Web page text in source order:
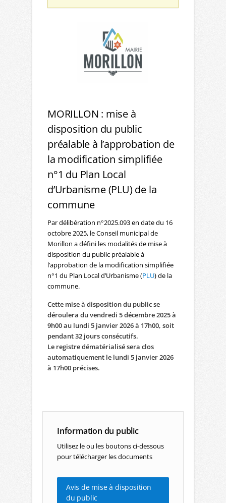
MORILLON : mise à
disposition du public
préalable à l’approbation de
la modification simplifiée
n°1 du Plan Local
d’Urbanisme (PLU) de la
commune
Par délibération n°2025.093 en date du 16
octobre 2025, le Conseil municipal de
Morillon a défini les modalités de mise à
disposition du public préalable à
l’approbation de la modification simplifiée
n°1 du Plan Local d’Urbanisme (PLU) de la
commune.
Cette mise à disposition du public se
déroulera du vendredi 5 décembre 2025 à
9h00 au lundi 5 janvier 2026 à 17h00, soit
pendant 32 jours consécutifs.
Le registre dématérialisé sera clos
automatiquement le lundi 5 janvier 2026
à 17h00 précises.
Information du public
Utilisez le ou les boutons ci-dessous
pour télécharger les documents
Avis de mise à disposition
du public